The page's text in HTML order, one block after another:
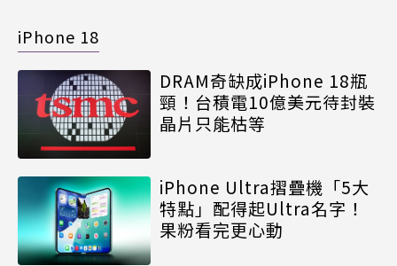
iPhone 18
DRAM奇缺成iPhone 18瓶
頸！台積電10億美元待封裝
晶片只能枯等
iPhone Ultra摺疊機「5大
特點」配得起Ultra名字！
果粉看完更心動